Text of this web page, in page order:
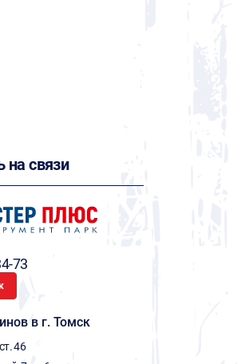
на связи
73
в г. Томск
46